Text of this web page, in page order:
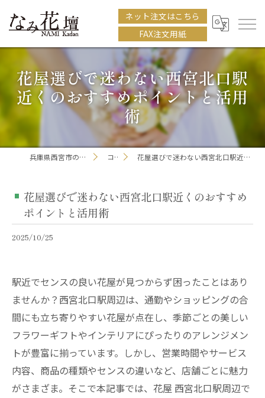
ネット注文はこちら
FAX注文用紙
花屋選びで迷わない西宮北口駅
近くのおすすめポイントと活用
術
兵庫県西宮市の花屋ならなみ花壇 コラム 花屋選びで迷わない西宮北口駅近くのおすすめポイントと活用術
花屋選びで迷わない西宮北口駅近くのおすすめ
ポイントと活用術
2025/10/25
駅近でセンスの良い花屋が見つからず困ったことはあり
ませんか？西宮北口駅周辺は、通勤やショッピングの合
間にも立ち寄りやすい花屋が点在し、季節ごとの美しい
フラワーギフトやインテリアにぴったりのアレンジメン
トが豊富に揃っています。しかし、営業時間やサービス
内容、商品の種類やセンスの違いなど、店舗ごとに魅力
がさまざま。そこで本記事では、花屋 西宮北口駅周辺で